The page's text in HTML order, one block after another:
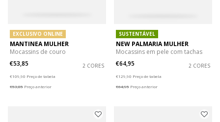
EXCLUSIVO ONLINE
MANTINEA MULHER
Mocassins de couro
€53,85
2 CORES
€109,90 Preço de tabela
€53,85 Preço anterior
SUSTENTÁVEL
NEW PALMARIA MULHER
Mocassins em pele com tachas
€64,95
2 CORES
€129,90 Preço de tabela
€64,95 Preço anterior